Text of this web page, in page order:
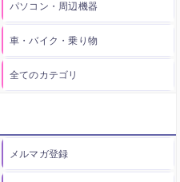
パソコン・周辺機器
車・バイク・乗り物
全てのカテゴリ
メルマガ登録